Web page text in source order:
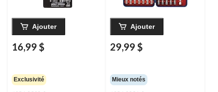
Ajouter
16,99 $
Exclusivité
Ajouter
29,99 $
Mieux notés